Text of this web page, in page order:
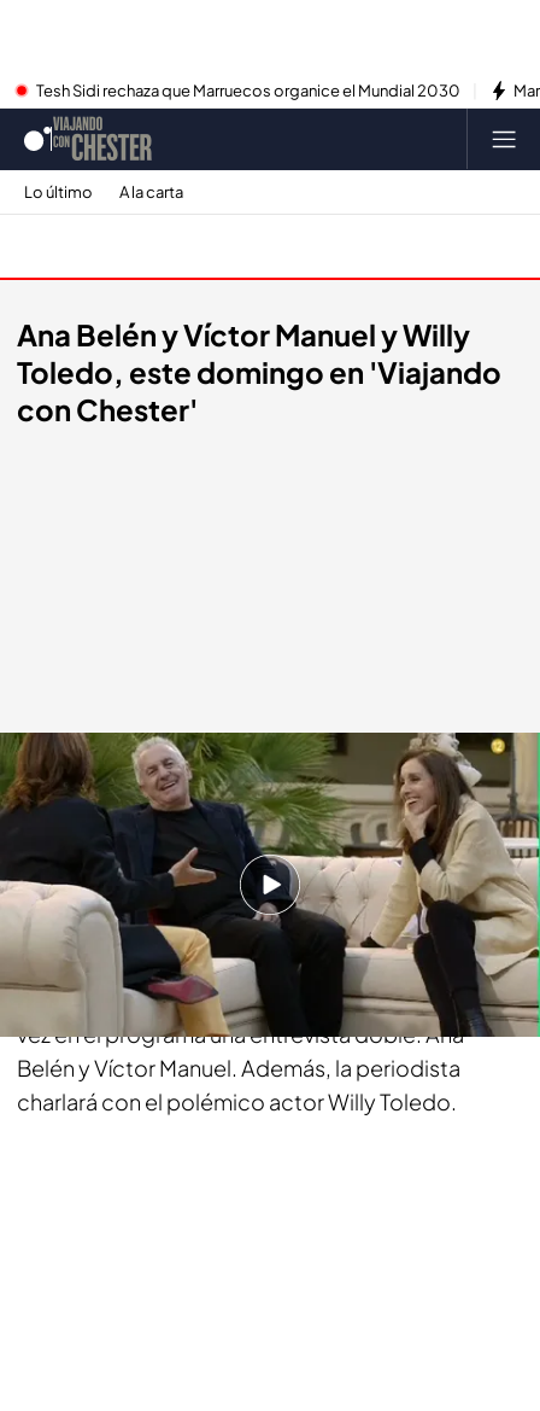
Tesh Sidi rechaza que Marruecos organice el Mundial 2030
Lo último A la carta
Ana Belén y Víctor Manuel y Willy
Toledo, este domingo en 'Viajando
con Chester'
cuatro.com
14 ABR 2015 - 16:23h.
Compartir
Pepa Bueno regresa con un nuevo programa de
'Viajando con Chester' para realizar por primera
vez en el programa una entrevista doble: Ana
Belén y Víctor Manuel. Además, la periodista
charlará con el polémico actor Willy Toledo.